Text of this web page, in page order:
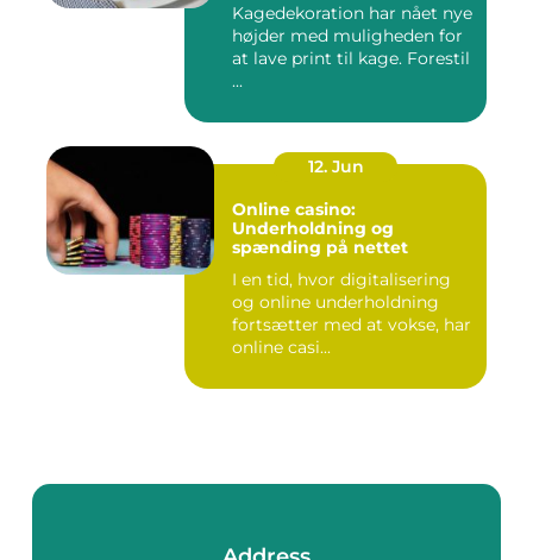
Kagedekoration har nået nye
højder med muligheden for
at lave print til kage. Forestil
...
12. Jun
Online casino:
Underholdning og
spænding på nettet
I en tid, hvor digitalisering
og online underholdning
fortsætter med at vokse, har
online casi...